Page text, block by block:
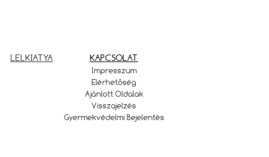
LELKIATYA KAPCSOLAT
Impresszum
Elérhetőség
Ajánlott Oldalak
Visszajelzés
Gyermekvédelmi Bejelentés